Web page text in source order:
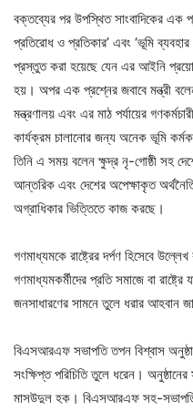
বক্তব্যের পর উপস্থিত সাংবাদিকের এক
প্রতিরোধ ও প্রতিকার’ এবং ‘ভূমি
প্রস্তুত করা হয়েছে যেন এর আইনি প্রয়োগ
হয়। অপর এক প্রশ্নের জবাবে মন্ত্রী
মন্ত্রণালয় এবং এর মাঠ পর্যায়ের
কার্যক্রম চালানোর জন্য অনেক ভূমি
তিনি এ সময় বলেন ক্ষুদ্র নৃ-গোষ্ঠী সহ
আন্তরিক এবং দেশের অপেক্ষাকৃত
অগ্রাধিকার ভিত্তিতে কাজ করছে।
গণমাধ্যমকে রাষ্ট্রের দর্পণ হিসেবে
গণমাধ্যমকর্মীদের প্রতি সমাজে বা
জনসাধারণের সামনে তুলে ধরার আহবান
বিএসআরএফ সভাপতি তপন বিশ্বাস
সংক্ষিপ্ত পরিচিতি তুলে ধরেন।
মাসউদুল হক। বিএসআরএফ সহ-সভাপতি